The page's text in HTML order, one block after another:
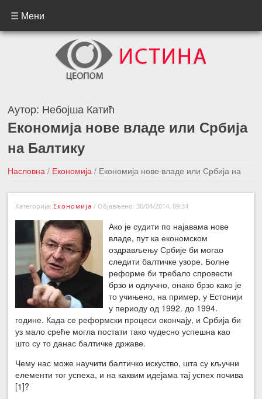
☰ Мени
Аутор: Небојша Катић
Економија нове владе или Србија
на Балтику
Насловна / Економија / Економија нове владе или Србија на
Балтику
←Претходна вест
Следећа вест →
Категорија: Економија / Објављено: 30/04/2014, 09:34
Ако је судити по најавама нове
владе, пут ка економском
оздрављењу Србије би могао
следити балтичке узоре. Болне
реформе би требало спровести
брзо и одлучно, онако брзо како је
то учињено, на пример, у Естонији
у периоду од 1992. до 1994.
године. Када се реформски процеси окончају, и Србија би
уз мало среће могла постати тако чудесно успешна као
што су то данас балтичке државе.
Чему нас може научити балтичко искуство, шта су кључни
елементи тог успеха, и на каквим идејама тај успех почива
[1]?